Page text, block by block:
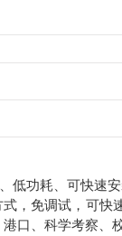
功耗、可快速安
免调试，可快
口、科学考察、